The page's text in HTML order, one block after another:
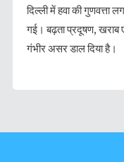
दिल्ली में हवा की गुणवत्ता
गई। बढ़ता प्रदूषण,
गंभीर असर डाल दिया है।